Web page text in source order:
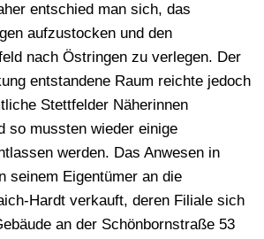
entschied man sich, das
aufzustocken und den
nach Östringen zu verlegen. Der
entstandene Raum reichte jedoch
Stettfelder Näherinnen
so mussten wieder einige
werden. Das Anwesen in
seinem Eigentümer an die
Hardt verkauft, deren Filiale sich
an der Schönbornstraße 53